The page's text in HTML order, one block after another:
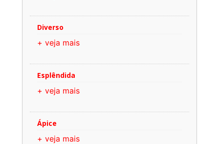
Diverso
+ veja mais
Esplêndida
+ veja mais
Ápice
+ veja mais